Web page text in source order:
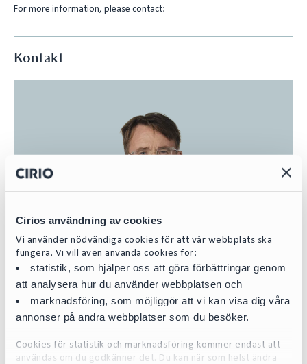
Cirios användning av cookies
Vi använder nödvändiga cookies för att vår webbplats ska
fungera. Vi vill även använda cookies för:
statistik, som hjälper oss att göra förbättringar genom
att analysera hur du använder webbplatsen och
marknadsföring, som möjliggör att vi kan visa dig våra
annonser på andra webbplatser som du besöker.
Cookies för statistik och marknadsföring kommer endast att
användas om du godkänner det. Du kan när som helst ändra
For more information, please contact:
Kontakt
Johan Hessius